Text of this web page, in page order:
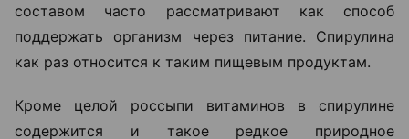
составом часто рассматривают как способ
поддержать организм через питание. Спирулина
как раз относится к таким пищевым продуктам.
Кроме целой россыпи витаминов в спирулине
содержится и такое редкое природное